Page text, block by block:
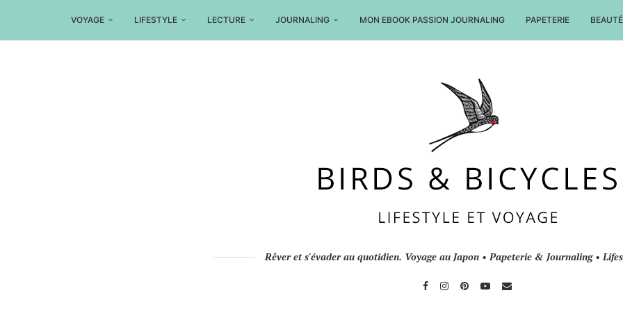
VOYAGE LIFESTYLE LECTURE JOURNALING MON EBOOK PASSION JOURNALING PAPETERIE BEAUTÉ
Rêver et s'évader au quotidien. Voyage au Japon • Papeterie & Journaling •